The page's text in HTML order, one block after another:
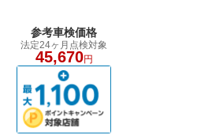
参考車検価格
法定24ヶ月点検対象
45,670円